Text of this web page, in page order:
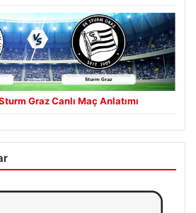
Graz Canlı Maç Anlatımı